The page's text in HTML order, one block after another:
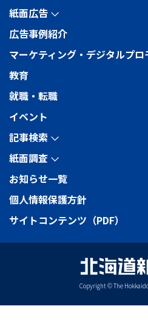
紙面広告 arrow_forward_ios
広告事例紹介
マーケティング・デジタルプロ
教育
就職・転職
イベント
記事検索 arrow_forward_ios
紙面調査 arrow_forward_ios
お知らせ一覧
個人情報保護方針
サイトコンテンツ（PDF）
Copyright © The